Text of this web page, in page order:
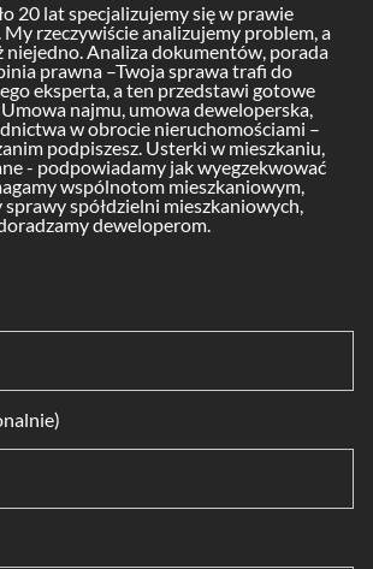
20 lat specjalizujemy się w prawie
rzeczywiście analizujemy problem, a
niejedno. Analiza dokumentów, porada
prawna –Twoja sprawa trafi do
eksperta, a ten przedstawi gotowe
najmu, umowa deweloperska,
w obrocie nieruchomościami –
podpiszesz. Usterki w mieszkaniu,
- podpowiadamy jak wyegzekwować
wspólnotom mieszkaniowym,
spółdzielni mieszkaniowych,
deweloperom.